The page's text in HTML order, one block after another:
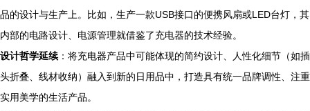
品的设计与生产上。比如，生产一款USB接口的便携风扇或LED台灯，其
内部的电路设计、电源管理就借鉴了充电器的技术经验。
设计哲学延续：将充电器产品中可能体现的简约设计、人性化细节（如插
头折叠、线材收纳）融入到新的日用品中，打造具有统一品牌调性、注重
实用美学的生活产品。